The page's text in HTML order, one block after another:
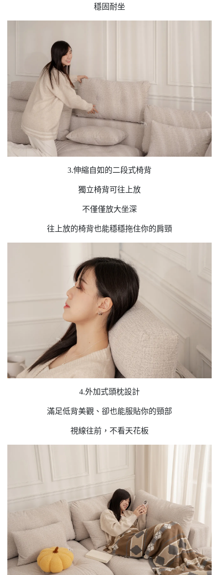
穩固耐坐
3.伸縮自如的二段式椅背
獨立椅背可往上放
不僅僅放大坐深
往上放的椅背也能穩穩拖住你的肩頸
4.外加式頭枕設計
滿足低背美觀、卻也能服貼你的頸部
視線往前，不看天花板